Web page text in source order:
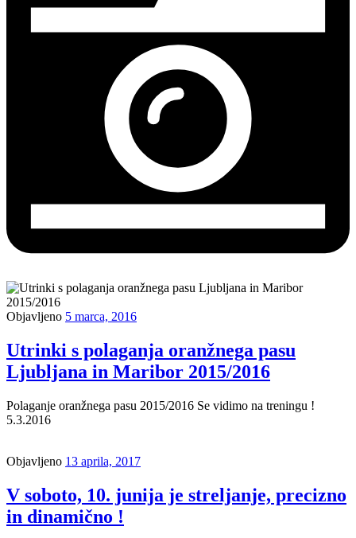
Objavljeno 5 marca, 2016
Utrinki s polaganja oranžnega pasu
Ljubljana in Maribor 2015/2016
Polaganje oranžnega pasu 2015/2016 Se vidimo na treningu !
5.3.2016
Objavljeno 13 aprila, 2017
V soboto, 10. junija je streljanje, precizno
in dinamično !